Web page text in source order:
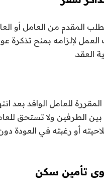
المقدم من العامل أو
لإلزامه بمنح تذكرة
العقد.
للعامل الوافد بعد
بين الطرفين ولا تستحق
أو رغبته في العودة
تأمين سكن